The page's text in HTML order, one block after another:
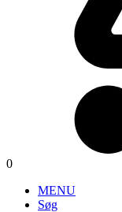
0
MENU
Søg